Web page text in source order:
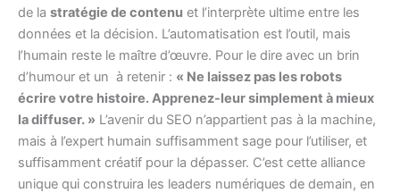
de la stratégie de contenu et l’interprète ultime entre les
données et la décision. L’automatisation est l’outil, mais
l’humain reste le maître d’œuvre. Pour le dire avec un brin
d’humour et un à retenir : « Ne laissez pas les robots
écrire votre histoire. Apprenez-leur simplement à mieux
la diffuser. » L’avenir du SEO n’appartient pas à la machine,
mais à l’expert humain suffisamment sage pour l’utiliser, et
suffisamment créatif pour la dépasser. C’est cette alliance
unique qui construira les leaders numériques de demain, en